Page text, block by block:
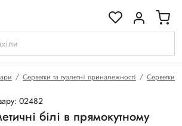
Серветки та туалетні приналежності Серветки
02482
білі в прямокутному